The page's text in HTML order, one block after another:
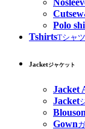
Polo
TshirtsTシャツ
Jacketジャケット
Jacket
Jacket
Blouson
Gown